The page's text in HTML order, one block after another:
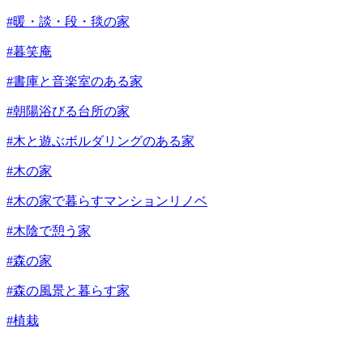
#暖・談・段・毯の家
#暮笑庵
#書庫と音楽室のある家
#朝陽浴びる台所の家
#木と遊ぶボルダリングのある家
#木の家
#木の家で暮らすマンションリノベ
#木陰で憩う家
#森の家
#森の風景と暮らす家
#植栽